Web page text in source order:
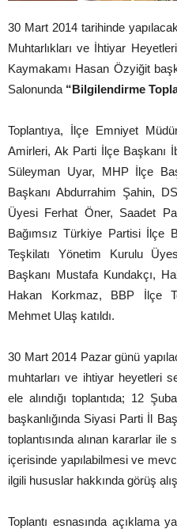
30 Mart 2014 tarihinde
Muhtarlıkları ve İhtiyar
Kaymakamı Hasan Özyiğit
Salonunda “Bilgilendirme
Toplantıya, İlçe Emniyet
Amirleri, Ak Parti İlçe Başkanı
Süleyman Uyar, MHP İlçe
Başkanı Abdurrahim Şahin,
Üyesi Ferhat Öner, Saadet
Bağımsız Türkiye Partisi İlçe
Teşkilatı Yönetim Kurulu
Başkanı Mustafa Kundakçı,
Hakan Korkmaz, BBP İlçe
Mehmet Ulaş katıldı.
30 Mart 2014 Pazar günü
muhtarları ve ihtiyar heyetleri
ele alındığı toplantıda; 12
başkanlığında Siyasi Parti İl
toplantısında alınan kararlar
içerisinde yapılabilmesi ve
ilgili hususlar hakkında görüş
Toplantı esnasında açıklama